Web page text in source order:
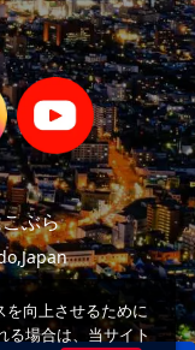
ぶら
を向上させるために
る場合は、当サイト